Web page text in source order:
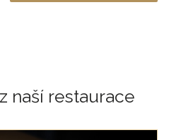
z naší restaurace